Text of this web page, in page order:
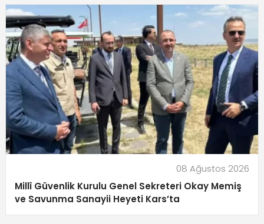
08 Ağustos 2026
Millî Güvenlik Kurulu Genel Sekreteri Okay Memiş
ve Savunma Sanayii Heyeti Kars’ta